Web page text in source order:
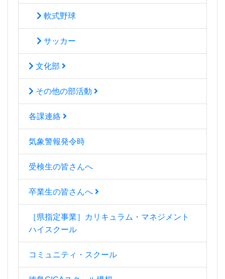
軟式野球
サッカー
文化部
その他の部活動
各課連絡
気象警報発令時
受検生の皆さんへ
卒業生の皆さんへ
［県指定事業］カリキュラム・マネジメント
ハイスクール
コミュニティ・スクール